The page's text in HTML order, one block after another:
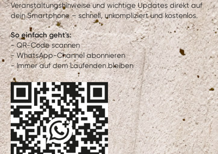
Veranstaltungshinweise und wichtige Updates direkt auf
dein Smartphone – schnell, unkompliziert und kostenlos.
So einfach geht's:
- QR-Code scannen
- WhatsApp-Channel abonnieren
- Immer auf dem Laufenden bleiben